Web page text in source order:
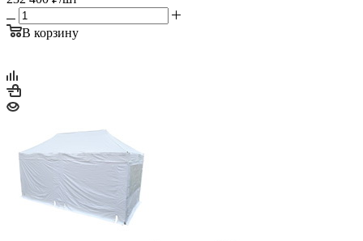
В корзину